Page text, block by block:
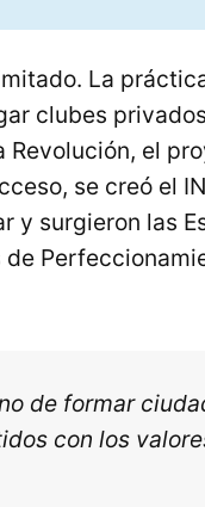
La
clubes
Revolución, el
se creó el
y surgieron las
de
de formar
con los